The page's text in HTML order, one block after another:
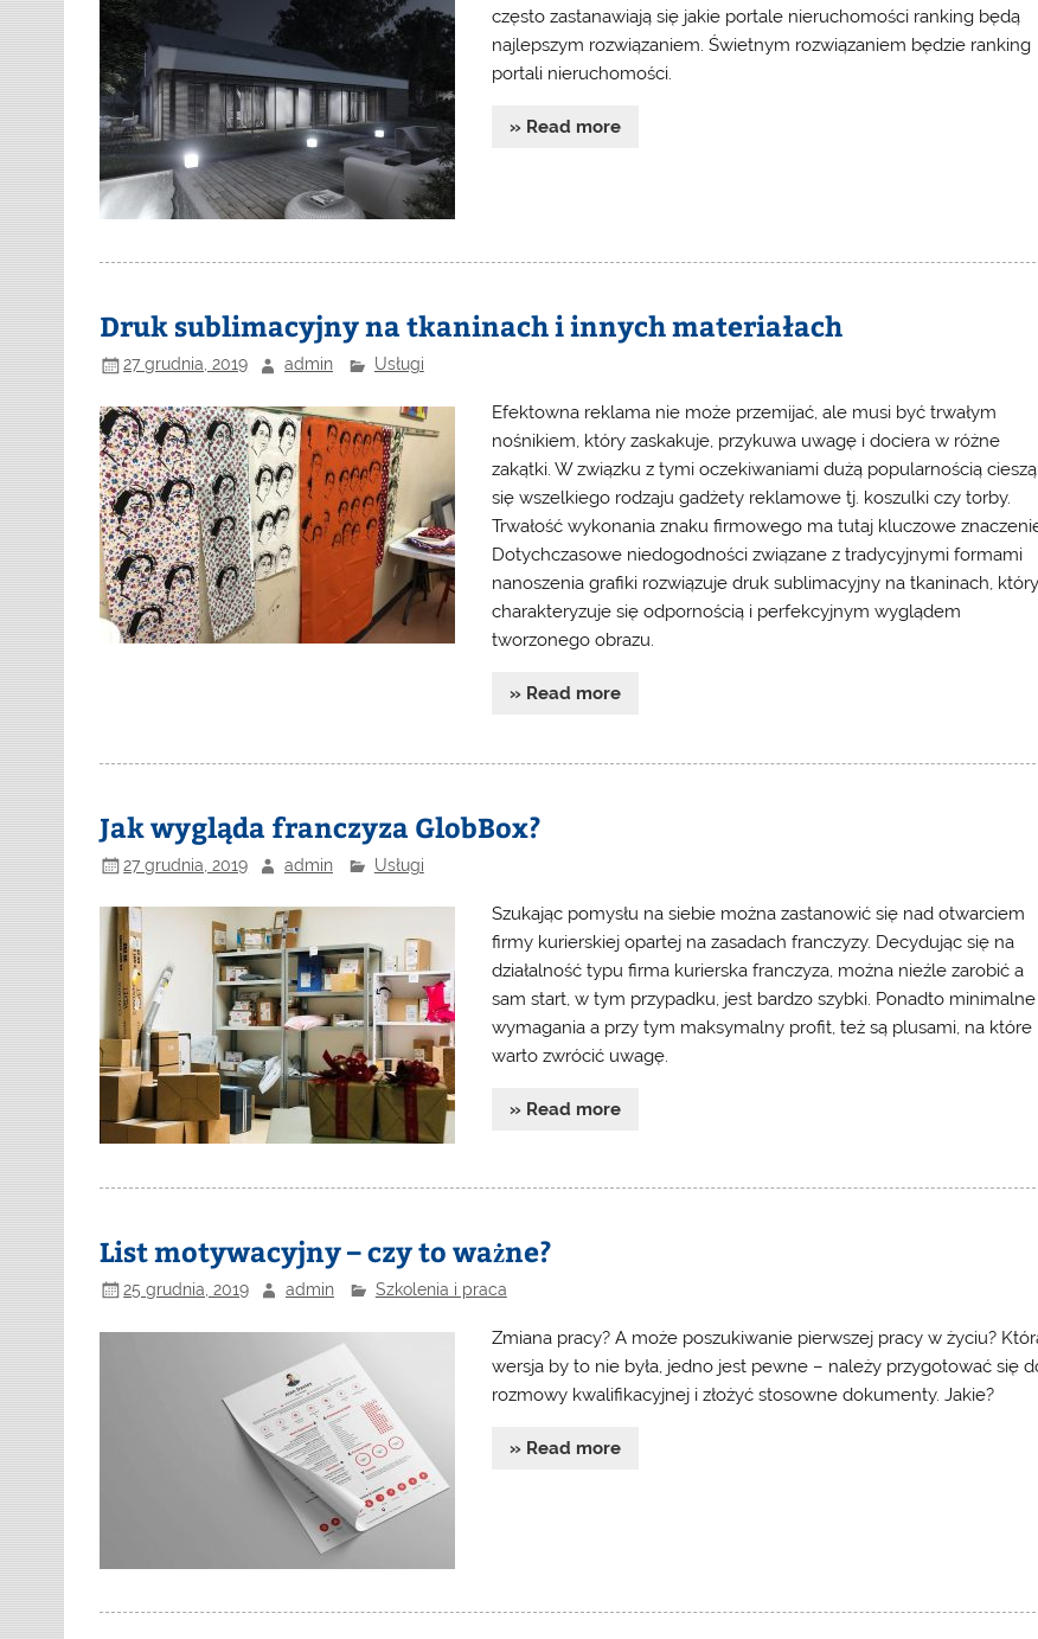
często zastanawiają się jakie portale nieruchomości ranking będą
najlepszym rozwiązaniem. Świetnym rozwiązaniem będzie ranking
portali nieruchomości.
» Read more
Druk sublimacyjny na tkaninach i innych materiałach
27 grudnia, 2019 admin Usługi
Efektowna reklama nie może przemijać, ale musi być trwałym
nośnikiem, który zaskakuje, przykuwa uwagę i dociera w różne
zakątki. W związku z tymi oczekiwaniami dużą popularnością cieszą
się wszelkiego rodzaju gadżety reklamowe tj. koszulki czy torby.
Trwałość wykonania znaku firmowego ma tutaj kluczowe
Dotychczasowe niedogodności związane z tradycyjnymi formami
nanoszenia grafiki rozwiązuje druk sublimacyjny na tkaninach, który
charakteryzuje się odpornością i perfekcyjnym wyglądem
tworzonego obrazu.
» Read more
Jak wygląda franczyza GlobBox?
27 grudnia, 2019 admin Usługi
Szukając pomysłu na siebie można zastanowić się nad otwarciem
firmy kurierskiej opartej na zasadach franczyzy. Decydując się na
działalność typu firma kurierska franczyza, można nieźle zarobić a
sam start, w tym przypadku, jest bardzo szybki. Ponadto minimalne
wymagania a przy tym maksymalny profit, też są plusami, na które
warto zwrócić uwagę.
» Read more
List motywacyjny – czy to ważne?
25 grudnia, 2019 admin Szkolenia i praca
Zmiana pracy? A może poszukiwanie pierwszej pracy w życiu?
wersja by to nie była, jedno jest pewne – należy przygotować się
rozmowy kwalifikacyjnej i złożyć stosowne dokumenty. Jakie?
» Read more